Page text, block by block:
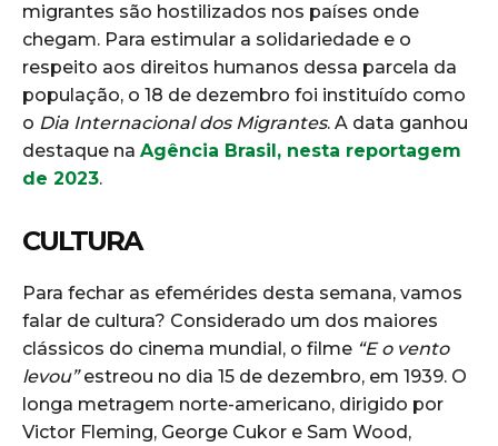
migrantes são hostilizados nos países onde
chegam. Para estimular a solidariedade e o
respeito aos direitos humanos dessa parcela da
população, o 18 de dezembro foi instituído como
o Dia Internacional dos Migrantes. A data ganhou
destaque na Agência Brasil, nesta reportagem
de 2023.
CULTURA
Para fechar as efemérides desta semana, vamos
falar de cultura? Considerado um dos maiores
clássicos do cinema mundial, o filme “E o vento
levou”estreou no dia 15 de dezembro, em 1939. O
longa metragem norte-americano, dirigido por
Victor Fleming, George Cukor e Sam Wood,